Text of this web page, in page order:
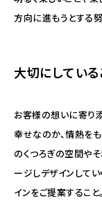
方向に進もうとする
大切にしている
お客様の想いに寄り
幸せなのか、情熱を
のくつろぎの空間や
ージしデザインして
インをご提案するこ